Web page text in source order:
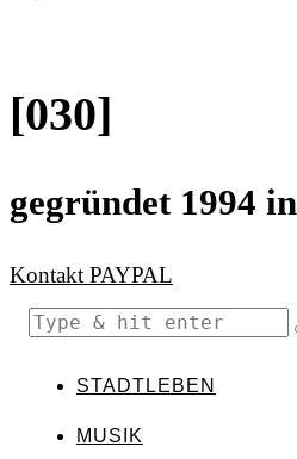
[030]
gegründet 1994
Kontakt PAYPAL
STADTLEBEN
MUSIK